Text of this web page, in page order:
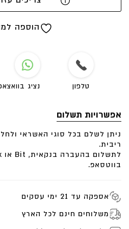
טבעת זהב בגימור מאט ידני
דבר שתרצו.
< ניתן לקבל את הטבעת רק עם
אפשרי להוסיף תאריך לידה
ליחצו כאן
▪מידות▪
עובי: 1.5
מומלץ להציץ לפני כן ב’מדריך
הנכונה לך.
הוספה
טלפון נציג
אפשרויות תשלום
ריבית.
בווטסאפ.
אספקה עד 21 ימי עסקים
משלוחים חינם לכל הארץ